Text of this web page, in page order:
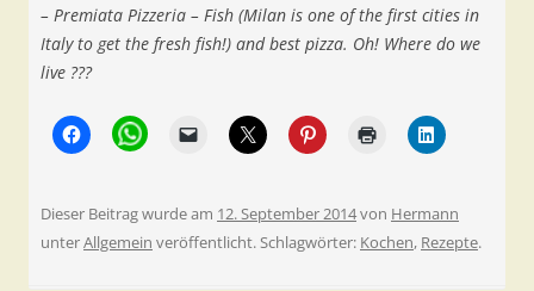
– Premiata Pizzeria – Fish (Milan is one of the first cities in
Italy to get the fresh fish!) and best pizza. Oh! Where do we
live ???
Dieser Beitrag wurde am 12. September 2014von Hermann
unterAllgemein veröffentlicht. Schlagwörter: Kochen, Rezepte.